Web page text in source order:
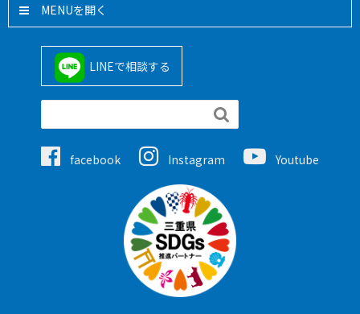
MENU
LINEで相談する

facebook Instagram Youtube